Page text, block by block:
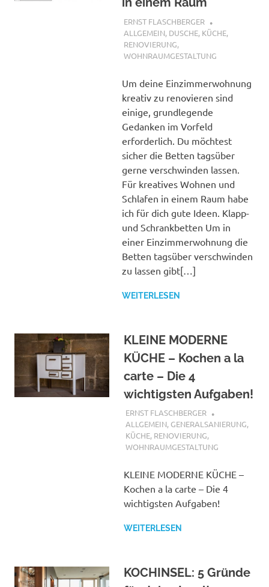
14. MAI 2017
ERNST FLASCHBERGER
ALLGEMEIN, DUSCHE, KÜCHE,
RENOVIERUNG,
WOHNRAUMGESTALTUNG
Um deine Einzimmerwohnung
kreativ zu renovieren sind
einige, grundlegende
Gedanken im Vorfeld
erforderlich. Du möchtest
sicher die Betten tagsüber
gerne verschwinden lassen.
Für kreatives Wohnen und
Schlafen in einem Raum habe
ich für dich gute Ideen. Klapp-
und Schrankbetten Um in
einer Einzimmerwohnung die
Betten tagsüber verschwinden
zu lassen gibt[…]
WEITERLESEN
KLEINE MODERNE
KÜCHE – Kochen a la
carte – Die 4
wichtigsten Aufgaben!
8. MAI 2017
ERNST FLASCHBERGER
ALLGEMEIN, GENERALSANIERUNG,
KÜCHE, RENOVIERUNG,
WOHNRAUMGESTALTUNG
KLEINE MODERNE KÜCHE –
Kochen a la carte – Die 4
wichtigsten Aufgaben!
WEITERLESEN
KOCHINSEL: 5 Gründe